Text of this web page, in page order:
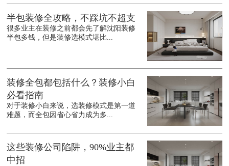
半包装修全攻略，不踩坑不超支
很多业主在装修之前都会先了解沈阳装修
半包多钱，但是装修选模式堪比...
装修全包都包括什么？装修小白
必看指南
对于装修小白来说，选装修模式是第一道
难题，而全包因省心省力成为多...
这些装修公司陷阱，90%业主都
中招